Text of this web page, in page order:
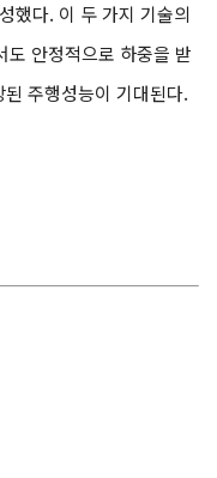
했다. 이 두 가지 기술의
도 안정적으로 하중을 받
주행성능이 기대된다.